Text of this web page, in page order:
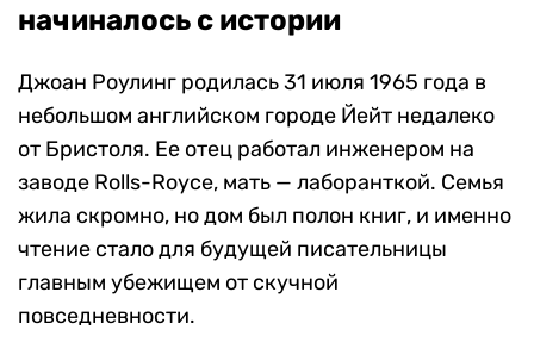
начиналось с истории
Джоан Роулинг родилась 31 июля 1965 года в
небольшом английском городе Йейт недалеко
от Бристоля. Ее отец работал инженером на
заводе Rolls-Royce, мать — лаборанткой. Семья
жила скромно, но дом был полон книг, и именно
чтение стало для будущей писательницы
главным убежищем от скучной
повседневности.